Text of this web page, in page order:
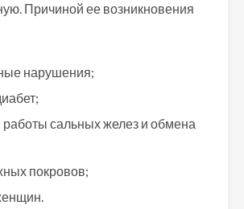
Причиной ее возникновения
нарушения;
сальных желез и обмена
покровов;